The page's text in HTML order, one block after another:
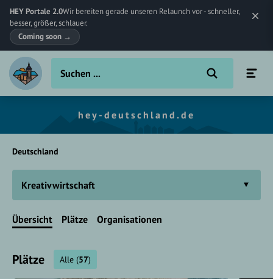
HEY Portale 2.0Wir bereiten gerade unseren Relaunch vor - schneller,
besser, größer, schlauer.
Coming soon →
hey-deutschland.de
Deutschland
Kreativwirtschaft
Übersicht Plätze Organisationen
Plätze Alle (57)